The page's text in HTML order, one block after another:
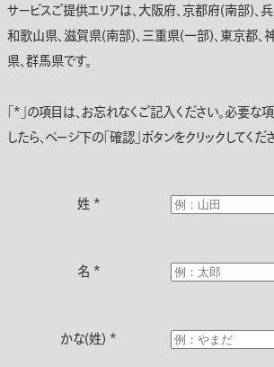
サービスご提供エリアは、大阪府、京都府(南部)、
和歌山県、滋賀県(南部)、三重県(一部)、東京都、
県、群馬県です。
「*」の項目は、お忘れなくご記入ください。必要
したら、ページ下の「確認」ボタンをクリックしてくだ
姓 *
名 *
かな(姓) *